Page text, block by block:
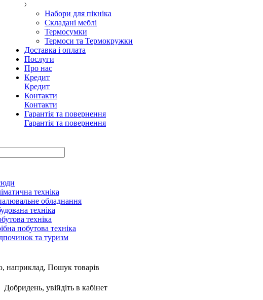
Набори для пікніка
Складані меблі
Термосумки
Термоси та Термокружки
Доставка і оплата
Послуги
Про нас
Кредит
Кредит
Контакти
Контакти
Гарантія та повернення
Гарантія та повернення
техніка
обладнання
техніка
техніка
побутова техніка
та туризм
наприклад, Пошук товарів
Добридень, увійдіть в кабінет